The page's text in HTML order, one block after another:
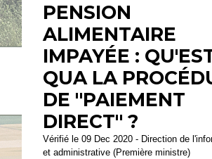
PENSION
ALIMENTAIRE
IMPAYÉE :
QUA LA
DE "PAIEMENT
DIRECT" ?
Vérifié le 09 Dec 2020 - Direction de
et administrative (Première ministre)